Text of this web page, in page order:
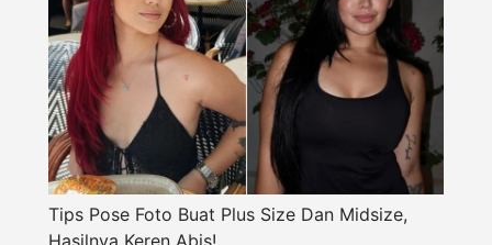
Tips Pose Foto Buat Plus Size Dan Midsize,
Hasilnya Keren Abis!